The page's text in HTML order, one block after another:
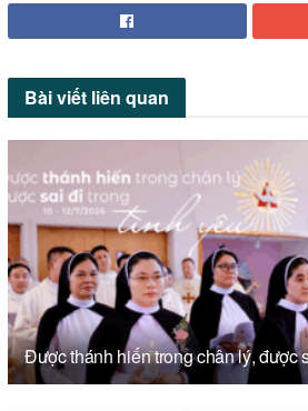
Bài viết liên quan
Được thánh hiến trong chân lý, được